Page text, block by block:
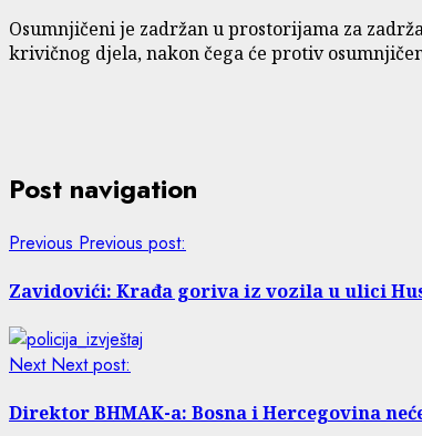
Osumnjičeni je zadržan u prostorijama za
krivičnog djela, nakon čega će protiv
Post navigation
Previous Previous post:
Zavidovići: Krađa goriva iz vozila u ulici
Next Next post:
Direktor BHMAK-a: Bosna i Hercegovina